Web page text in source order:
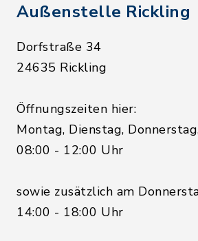
Außenstelle Rickling
Dorfstraße 34
24635 Rickling
Öffnungszeiten hier:
Montag, Dienstag,
08:00 - 12:00 Uhr
sowie zusätzlich am
14:00 - 18:00 Uhr